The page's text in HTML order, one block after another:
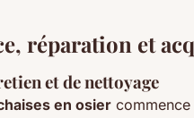
réparation et
et de nettoyage
en osier commence